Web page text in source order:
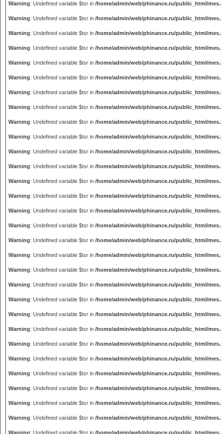
Warning: Undefined variable $tsr in /home/admin/web/phinance.ru/public_html/
Warning: Undefined variable $tsr in /home/admin/web/phinance.ru/public_html/
Warning: Undefined variable $tsr in /home/admin/web/phinance.ru/public_html/
Warning: Undefined variable $tsr in /home/admin/web/phinance.ru/public_html/
Warning: Undefined variable $tsr in /home/admin/web/phinance.ru/public_html/
Warning: Undefined variable $tsr in /home/admin/web/phinance.ru/public_html/
Warning: Undefined variable $tsr in /home/admin/web/phinance.ru/public_html/
Warning: Undefined variable $tsr in /home/admin/web/phinance.ru/public_html/
Warning: Undefined variable $tsr in /home/admin/web/phinance.ru/public_html/
Warning: Undefined variable $tsr in /home/admin/web/phinance.ru/public_html/
Warning: Undefined variable $tsr in /home/admin/web/phinance.ru/public_html/
Warning: Undefined variable $tsr in /home/admin/web/phinance.ru/public_html/
Warning: Undefined variable $tsr in /home/admin/web/phinance.ru/public_html/
Warning: Undefined variable $tsr in /home/admin/web/phinance.ru/public_html/
Warning: Undefined variable $tsr in /home/admin/web/phinance.ru/public_html/
Warning: Undefined variable $tsr in /home/admin/web/phinance.ru/public_html/
Warning: Undefined variable $tsr in /home/admin/web/phinance.ru/public_html/
Warning: Undefined variable $tsr in /home/admin/web/phinance.ru/public_html/
Warning: Undefined variable $tsr in /home/admin/web/phinance.ru/public_html/
Warning: Undefined variable $tsr in /home/admin/web/phinance.ru/public_html/
Warning: Undefined variable $tsr in /home/admin/web/phinance.ru/public_html/
Warning: Undefined variable $tsr in /home/admin/web/phinance.ru/public_html/
Warning: Undefined variable $tsr in /home/admin/web/phinance.ru/public_html/
Warning: Undefined variable $tsr in /home/admin/web/phinance.ru/public_html/
Warning: Undefined variable $tsr in /home/admin/web/phinance.ru/public_html/
Warning: Undefined variable $tsr in /home/admin/web/phinance.ru/public_html/
Warning: Undefined variable $tsr in /home/admin/web/phinance.ru/public_html/
Warning: Undefined variable $tsr in /home/admin/web/phinance.ru/public_html/
Warning: Undefined variable $tsr in /home/admin/web/phinance.ru/public_html/
Warning: Undefined variable $tsr in /home/admin/web/phinance.ru/public_html/